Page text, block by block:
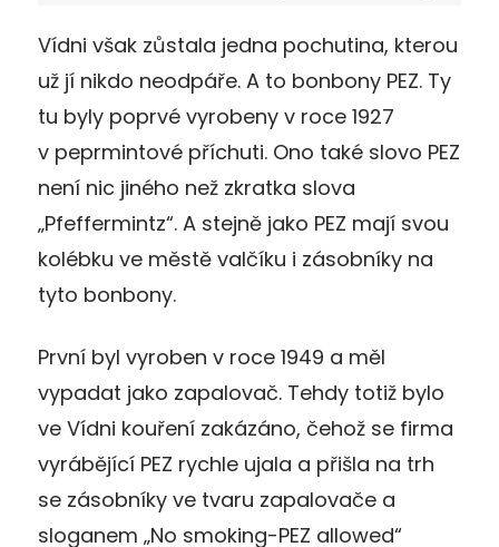
Vídni však zůstala jedna pochutina, kterou
už jí nikdo neodpáře. A to bonbony PEZ. Ty
tu byly poprvé vyrobeny v roce 1927
v peprmintové příchuti. Ono také slovo PEZ
není nic jiného než zkratka slova
„Pfeffermintz“. A stejně jako PEZ mají svou
kolébku ve městě valčíku i zásobníky na
tyto bonbony.
První byl vyroben v roce 1949 a měl
vypadat jako zapalovač. Tehdy totiž bylo
ve Vídni kouření zakázáno, čehož se firma
vyrábějící PEZ rychle ujala a přišla na trh
se zásobníky ve tvaru zapalovače a
sloganem „No smoking-PEZ allowed“